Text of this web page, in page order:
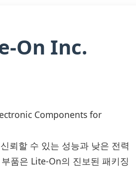
On Inc.
Components for
뢰할 수 있는 성능과 낮은 전력
품은 Lite-On의 진보된 패키징